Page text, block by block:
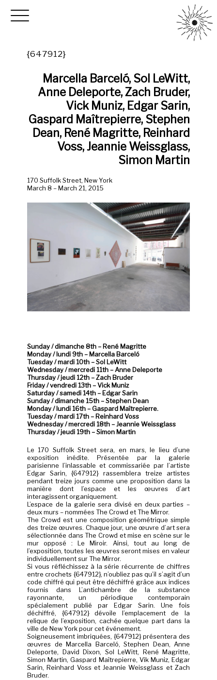
{647912}
Marcella Barceló, Sol LeWitt,
Anne Deleporte, Zach Bruder,
Vick Muniz, Edgar Sarin,
Gaspard Maîtrepierre, Stephen
Dean, René Magritte, Reinhard
Voss, Jeannie Weissglass,
Simon Martin
170 Suffolk Street, New York
March 8 – March 21, 2015
Sunday / dimanche 8th – René Magritte
Monday / lundi 9th – Marcella Barceló
Tuesday / mardi 10th – Sol LeWitt
Wednesday / mercredi 11th – Anne Deleporte
Thursday / jeudi 12th – Zach Bruder
Friday / vendredi 13th – Vick Muniz
Saturday / samedi 14th – Edgar Sarin
Sunday / dimanche 15th – Stephen Dean
Monday / lundi 16th – Gaspard Maîtrepierre.
Tuesday / mardi 17th – Reinhard Voss
Wednesday / mercredi 18th – Jeannie Weissglass
Thursday / jeudi 19th – Simon Martin
Le 170 Suffolk Street sera, en mars, le lieu d’une
exposition inédite. Présentée par la galerie
parisienne l’inlassable et commissariée par l’artiste
Edgar Sarin, {647912} rassemblera treize artistes
pendant treize jours comme une proposition dans la
manière dont l’espace et les œuvres d’art
interagissent organiquement.
L’espace de la galerie sera divisé en deux parties –
deux murs – nommées The Crowd et The Mirror.
The Crowd est une composition géométrique simple
des treize œuvres. Chaque jour, une œuvre d’art sera
sélectionnée dans The Crowd et mise en scène sur le
mur opposé : Le Miroir. Ainsi, tout au long de
l’exposition, toutes les œuvres seront mises en valeur
individuellement sur The Mirror.
Si vous réfléchissez à la série récurrente de chiffres
entre crochets {647912}, n’oubliez pas qu’il s’agit d’un
code chiffré qui peut être déchiffré grâce aux indices
fournis dans L’antichambre de la substance
rayonnante, un périodique contemporain
spécialement publié par Edgar Sarin. Une fois
déchiffré, {647912} dévoile l’emplacement de la
relique de l’exposition, cachée quelque part dans la
ville de New York pour cet événement.
Soigneusement imbriquées, {647912} présentera des
œuvres de Marcella Barceló, Stephen Dean, Anne
Deleporte, David Dixon, Sol LeWitt, René Magritte,
Simon Martin, Gaspard Maîtrepierre, Vik Muniz, Edgar
Sarin, Reinhard Voss et Jeannie Weissglass et Zach
Bruder.